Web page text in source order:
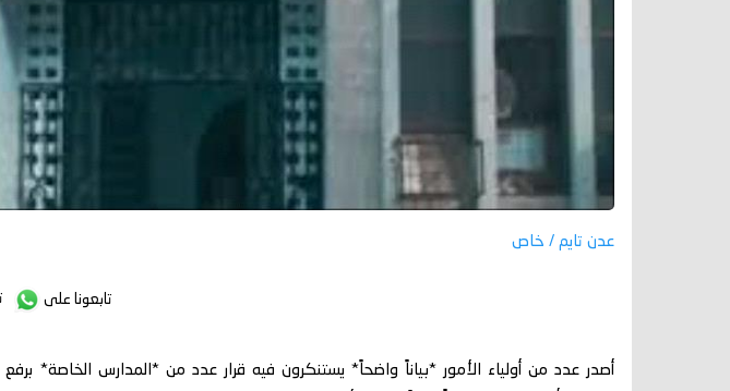
عدن تايم / خاص
تابعونا على
أصدر عدد من أولياء الأمور *بياناً واضحاً* يستنكرون فيه قرار عدد من *المدارس الخاصة* برفع